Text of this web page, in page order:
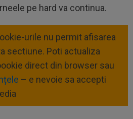
pe hard va continua.
urile nu permit afisarea
sectiune. Poti actualiza
direct din browser sau
– e nevoie sa accepti